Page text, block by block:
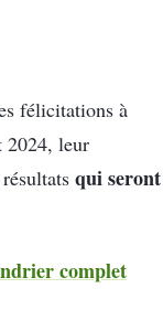
félicitations à
2024, leur
qui seront
complet